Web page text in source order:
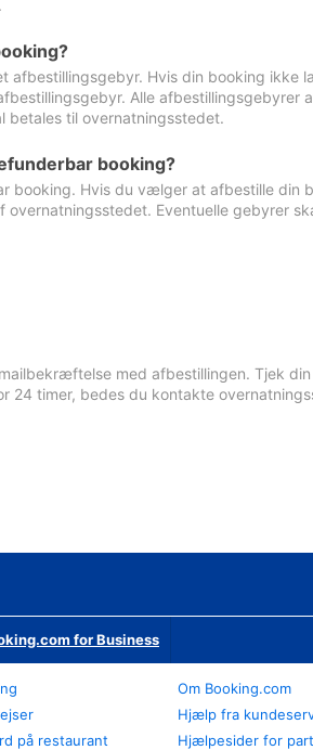
afbestillingsgebyr. Hvis din booking ikke
Alle afbestillingsgebyrer
betales til overnatningsstedet.
booking?
booking. Hvis du vælger at afbestille din
Eventuelle gebyrer
med afbestillingen. Tjek
24 timer, bedes du kontakte
for Business
på restaurant
Om Booking.com
Hjælp fra
Hjælpesider for